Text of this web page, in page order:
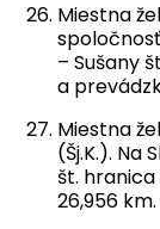
Miestna
– Sušany
a
Miestna
(Šj.K.). Na
št.
26,956 km.